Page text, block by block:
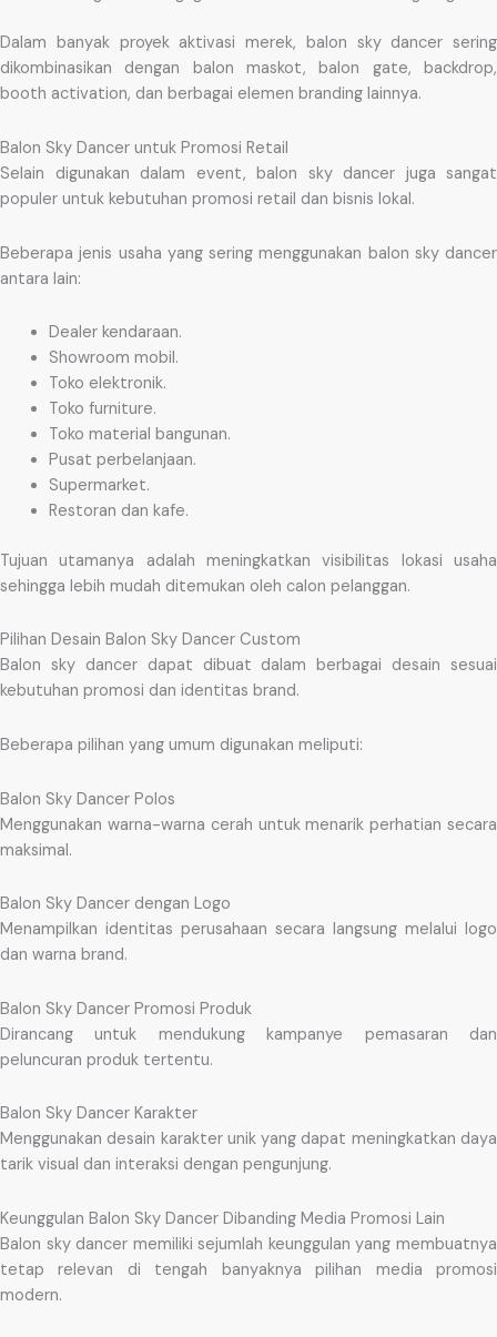
Dalam banyak proyek aktivasi merek, balon sky dancer sering
dikombinasikan dengan balon maskot, balon gate, backdrop,
booth activation, dan berbagai elemen branding lainnya.
Balon Sky Dancer untuk Promosi Retail
Selain digunakan dalam event, balon sky dancer juga sangat
populer untuk kebutuhan promosi retail dan bisnis lokal.
Beberapa jenis usaha yang sering menggunakan balon sky dancer
antara lain:
Dealer kendaraan.
Showroom mobil.
Toko elektronik.
Toko furniture.
Toko material bangunan.
Pusat perbelanjaan.
Supermarket.
Restoran dan kafe.
Tujuan utamanya adalah meningkatkan visibilitas lokasi usaha
sehingga lebih mudah ditemukan oleh calon pelanggan.
Pilihan Desain Balon Sky Dancer Custom
Balon sky dancer dapat dibuat dalam berbagai desain sesuai
kebutuhan promosi dan identitas brand.
Beberapa pilihan yang umum digunakan meliputi:
Balon Sky Dancer Polos
Menggunakan warna-warna cerah untuk menarik perhatian secara
maksimal.
Balon Sky Dancer dengan Logo
Menampilkan identitas perusahaan secara langsung melalui logo
dan warna brand.
Balon Sky Dancer Promosi Produk
Dirancang untuk mendukung kampanye pemasaran dan
peluncuran produk tertentu.
Balon Sky Dancer Karakter
Menggunakan desain karakter unik yang dapat meningkatkan daya
tarik visual dan interaksi dengan pengunjung.
Keunggulan Balon Sky Dancer Dibanding Media Promosi Lain
Balon sky dancer memiliki sejumlah keunggulan yang membuatnya
tetap relevan di tengah banyaknya pilihan media promosi
modern.